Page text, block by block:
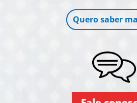
Quero saber